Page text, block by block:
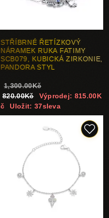
STŘÍBRNÉ ŘETÍZKOVÝ
NÁRAMEK RUKA FATIMY
SCB079, KUBICKÁ ZIRKONIE,
PANDORA STYL
1,300.00Kč
820.00Kč
Výprodej: 815.00K
č
Uložit: 37sleva